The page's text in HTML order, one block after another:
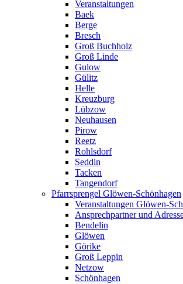
Veranstaltungen
Baek
Berge
Bresch
Groß Buchholz
Groß Linde
Gulow
Gülitz
Helle
Kreuzburg
Lübzow
Neuhausen
Pirow
Reetz
Rohlsdorf
Seddin
Tacken
Tangendorf
Pfarrsprengel Glöwen-Schönhagen
Veranstaltungen Glöwen-
Ansprechpartner und
Bendelin
Glöwen
Görike
Groß Leppin
Netzow
Schönhagen